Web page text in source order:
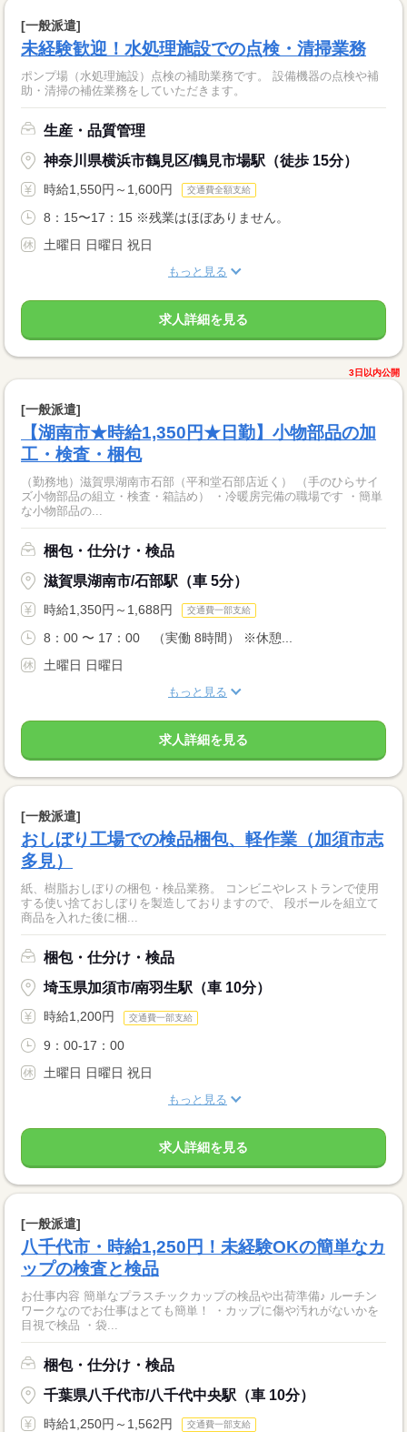
[一般派遣]
未経験歓迎！水処理施設での点検・清掃業務
ポンプ場（水処理施設）点検の補助業務です。 設備機器の点検や補
助・清掃の補佐業務をしていただきます。
生産・品質管理
神奈川県横浜市鶴見区/鶴見市場駅（徒歩 15分）
時給1,550円～1,600円 交通費全額支給
8：15〜17：15 ※残業はほぼありません。
土曜日 日曜日 祝日
もっと見る
求人詳細を見る
3日以内公開
[一般派遣]
【湖南市★時給1,350円★日勤】小物部品の加
工・検査・梱包
（勤務地）滋賀県湖南市石部（平和堂石部店近く） （手のひらサイ
ズ小物部品の組立・検査・箱詰め） ・冷暖房完備の職場です ・簡単
な小物部品の...
梱包・仕分け・検品
滋賀県湖南市/石部駅（車 5分）
時給1,350円～1,688円 交通費一部支給
8：00 〜 17：00 （実働 8時間） ※休憩...
土曜日 日曜日
もっと見る
求人詳細を見る
[一般派遣]
おしぼり工場での検品梱包、軽作業（加須市志
多見）
紙、樹脂おしぼりの梱包・検品業務。 コンビニやレストランで使用
する使い捨ておしぼりを製造しておりますので、 段ボールを組立て
商品を入れた後に梱...
梱包・仕分け・検品
埼玉県加須市/南羽生駅（車 10分）
時給1,200円 交通費一部支給
9：00-17：00
土曜日 日曜日 祝日
もっと見る
求人詳細を見る
[一般派遣]
八千代市・時給1,250円！未経験OKの簡単なカ
ップの検査と検品
お仕事内容 簡単なプラスチックカップの検品や出荷準備♪ ルーチン
ワークなのでお仕事はとても簡単！ ・カップに傷や汚れがないかを
目視で検品 ・袋...
梱包・仕分け・検品
千葉県八千代市/八千代中央駅（車 10分）
時給1,250円～1,562円 交通費一部支給